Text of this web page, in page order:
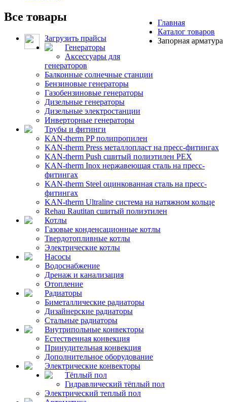
Главная
Каталог товаров
Запорная арматура
Все товары
Загрузить прайсы
Генераторы
Аксессуары для
генераторов
Балконные солнечные станции
Бензиновые генераторы
Газобензиновые генераторы
Дизельные генераторы
Дизельные электростанции
Инверторные генераторы
Трубы и фитинги
KAN-therm PP полипропилен
KAN-therm Рress металлопласт на пресс-фитингах
KAN-therm Push сшитый полиэтилен PEX
KAN-therm Inox нержавеющая сталь на пресс-
фитингах
KAN-therm Steel оцинкованная сталь на пресс-
фитингах
KAN-therm Ultraline система на натяжном кольце
Rehau Rautitan сшитый полиэтилен
Котлы
Газовые конденсационные котлы
Твердотопливные котлы
Электрические котлы
Насосы
Водоснабжение
Дренаж и канализация
Отопление
Радиаторы
Биметаллические радиаторы
Дизайнерские радиаторы
Стальные радиаторы
Внутрипольные конвекторы
Естественная конвекция
Принудительная конвекция
Дополнительное оборудование
Электрические конвекторы
Тёплый пол
Гидравлический тёплый пол
Электрический теплый пол